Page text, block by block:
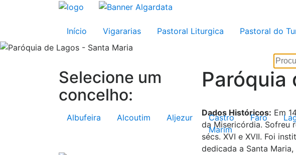
Início Vigararias Pastoral Liturgica Pastoral do
Paróquia
Dados Históricos: Em
da Misericórdia. Sofreu
sécs. XVI e XVII. Foi
dedicada a Santa
Selecione um
concelho:
Albufeira Alcoutim Aljezur
Castro
Marim
Faro